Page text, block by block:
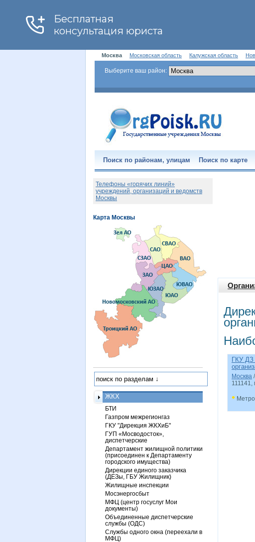
Москва Московская область Калужская область
Выберите ваш район:
Поиск по районам, улицам Поиск по карте
ГКУ ДЗ
Москва /
111141,
•
Телефоны «горячих линий»
учреждений, организаций и ведомств
Москвы
ЖКХ
БТИ
Газпром межрегионгаз
ГКУ "Дирекция ЖКХиБ"
ГУП «Мосводосток»,
диспетчерские
Департамент жилищной политики
(присоединен к Департаменту
городского имущества)
Дирекции единого заказчика
(ДЕЗы, ГБУ Жилищник)
Жилищные инспекции
Мосэнергосбыт
МФЦ (центр госуслуг Мои
документы)
Объединенные диспетчерские
службы (ОДС)
Службы одного окна (переехали в
МФЦ)